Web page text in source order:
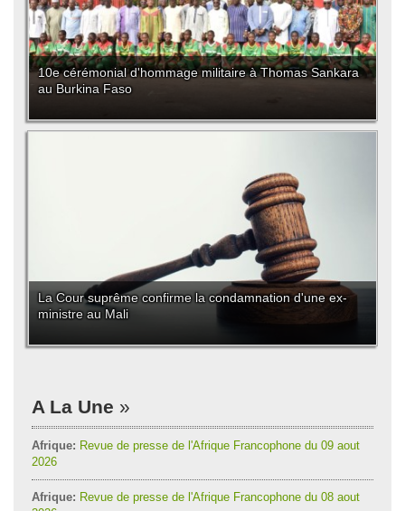
10e cérémonial d'hommage militaire à Thomas Sankara
au Burkina Faso
La Cour suprême confirme la condamnation d'une ex-
ministre au Mali
A La Une
Afrique: Revue de presse de l'Afrique Francophone du 09 aout
2026
Afrique: Revue de presse de l'Afrique Francophone du 08 aout